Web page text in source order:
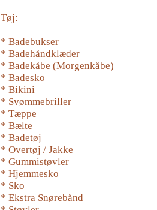
Tøj:
* Badebukser
* Badehåndklæder
* Badekåbe (Morgenkåbe)
* Badesko
* Bikini
* Svømmebriller
* Tæppe
* Bælte
* Badetøj
* Overtøj / Jakke
* Gummistøvler
* Hjemmesko
* Sko
* Ekstra Snørebånd